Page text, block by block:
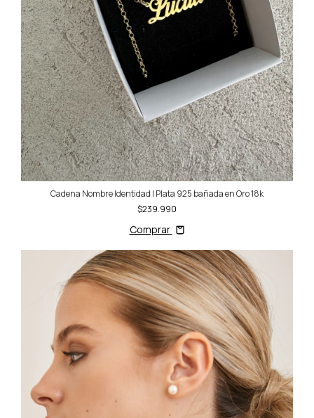
Cadena Nombre Identidad | Plata 925 bañada en Oro 18k
$239.990
Comprar